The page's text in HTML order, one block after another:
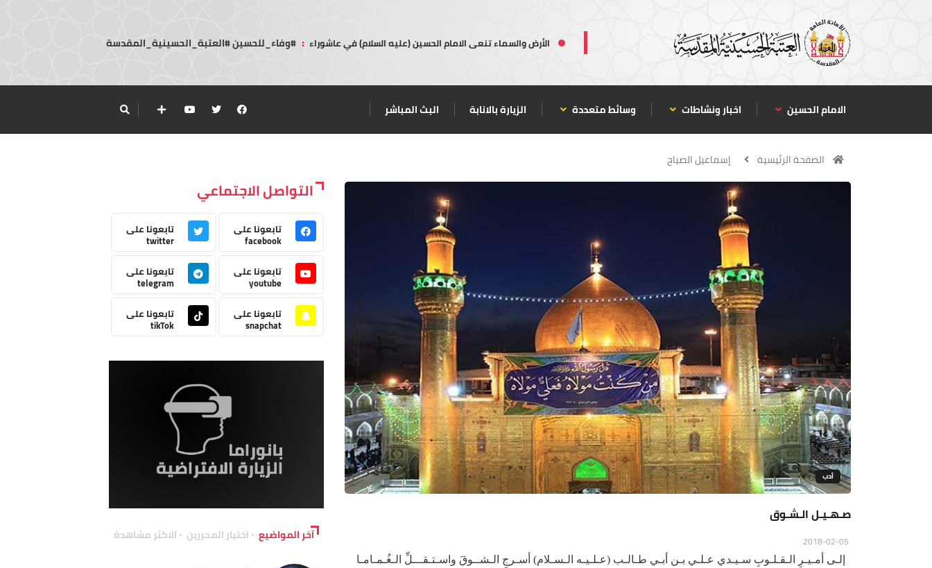
الأرض والسماء تنعى الامام الحسين (عليه السلام) في عاشوراء : #وفاء_للحسين #العتبة_الحسينية_المقدسة
الامام الحسين اخبار ونشاطات وسائط متعددة الزيارة بالانابة البث المباشر
الصفحة الرئيسية إسماعيل الصياح
أدب
صـهـيـل الـشـوق
إلـى أمـيـرِ الـقـلـوبِ سـيـدي عـلـي بـن أبـي طـالـب (عـلـيـه الـسـلام) أسـرجِ الـشــوقَ واسـتـقـــلِّ الـغُـمـامـا
التواصل الاجتماعي
تابعونا على
facebook
تابعونا على
twitter
تابعونا على
youtube
تابعونا على
telegram
تابعونا على
snapchat
تابعونا على
tikTok
آخر المواضيع اختيار المحررين الاكثر مشاهدة